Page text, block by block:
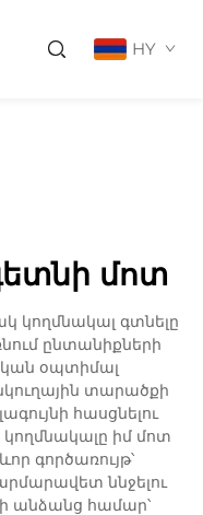
HY
մոտ
կողմնակալ գտնելը
ընտանիքների
օպտիմալ
տարածքի
հասցնելու
իմ մոտ
գործառույթ՝
ննջելու
անձանց համար՝